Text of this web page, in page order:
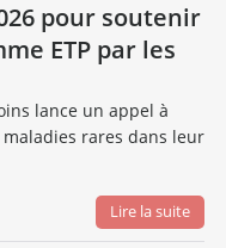
pour soutenir
ETP par les
lance un appel à
rares dans leur
Lire la suite